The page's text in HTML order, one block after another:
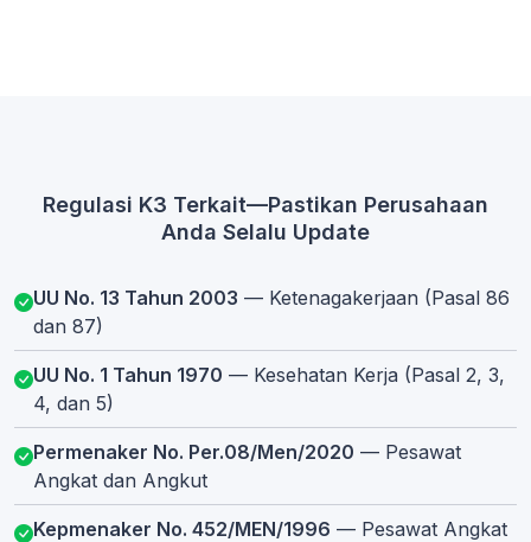
Regulasi K3 Terkait—Pastikan Perusahaan
Anda Selalu Update
UU No. 13 Tahun 2003 — Ketenagakerjaan (Pasal 86
dan 87)
UU No. 1 Tahun 1970 — Kesehatan Kerja (Pasal 2, 3,
4, dan 5)
Permenaker No. Per.08/Men/2020 — Pesawat
Angkat dan Angkut
Kepmenaker No. 452/MEN/1996 — Pesawat Angkat